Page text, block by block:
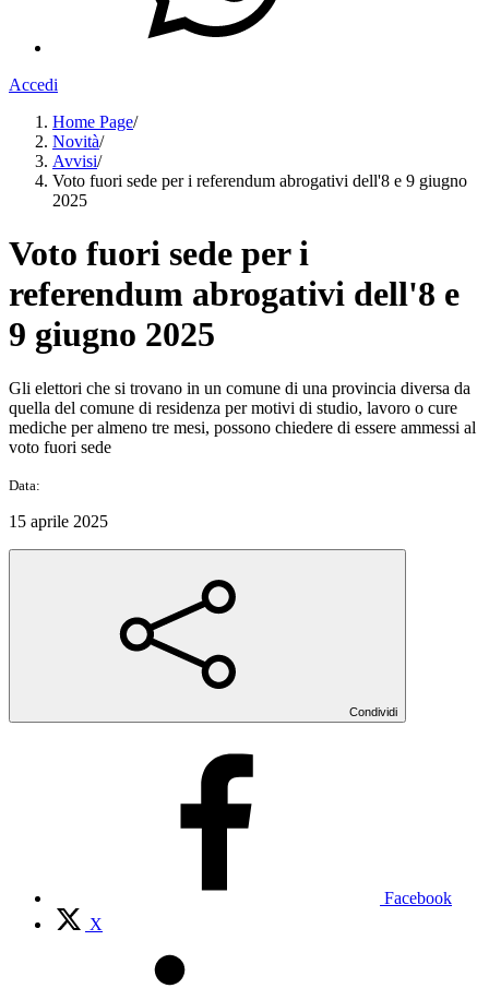
Accedi
Home Page/
Novità/
Avvisi/
Voto fuori sede per i referendum abrogativi dell'8 e 9 giugno
2025
Voto fuori sede per i
referendum abrogativi dell'8 e
9 giugno 2025
Gli elettori che si trovano in un comune di una provincia diversa da
quella del comune di residenza per motivi di studio, lavoro o cure
mediche per almeno tre mesi, possono chiedere di essere ammessi al
voto fuori sede
Data:
15 aprile 2025
Condividi
Facebook
X